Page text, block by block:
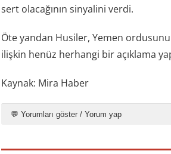
sert olacağının sinyalini verdi.
Öte yandan Husiler, Yemen
ilişkin henüz herhangi bir açıklama
Kaynak: Mira Haber
💬 Yorumları göster / Yorum yap